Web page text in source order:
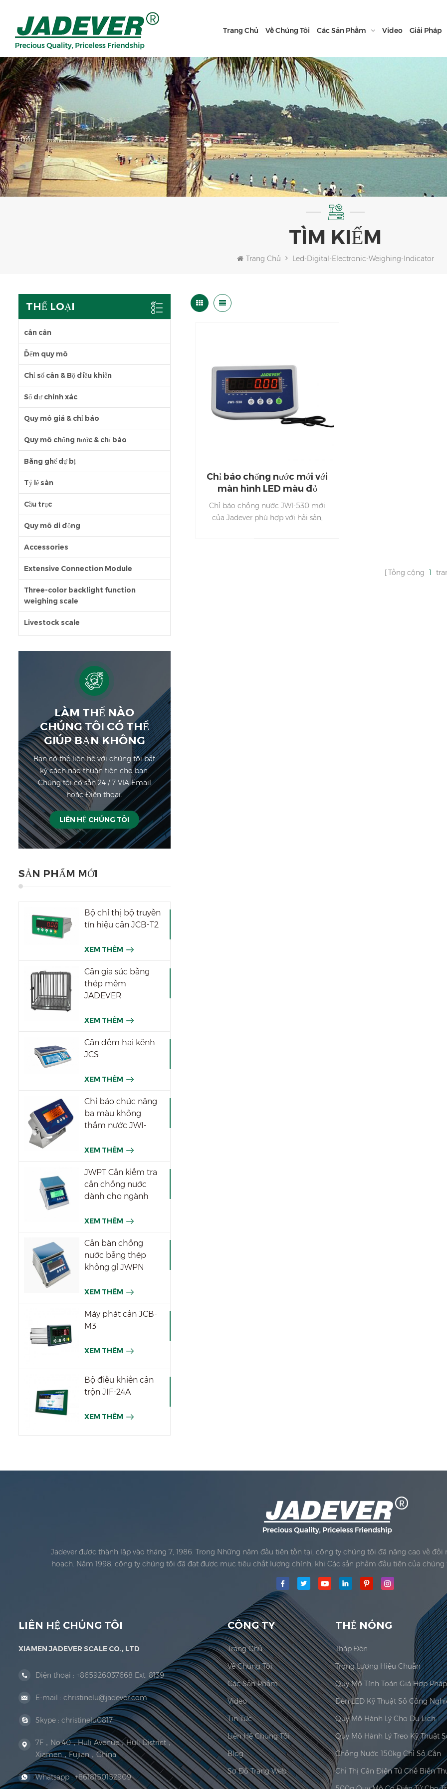
Trang Chủ Về Chúng Tôi Các Sản Phẩm Video Giải Pháp
TÌM KIẾM
Trang Chủ Led-Digital-Electronic-Weighing-Indicator
THỂ LOẠI
cân cân
Đếm quy mô
Chỉ số cân & Bộ điều khiển
Số dư chính xác
Quy mô giá & chỉ báo
Quy mô chống nước & chỉ báo
Băng ghế dự bị
Tỷ lệ sàn
Cầu trục
Quy mô di động
Accessories
Extensive Connection Module
Three-color backlight function
weighing scale
Livestock scale
LÀM THẾ NÀO
CHÚNG TÔI CÓ THỂ
GIÚP BẠN KHÔNG
Bạn có thể liên hệ với chúng tôi bất
kỳ cách nào thuận tiện cho bạn.
Chúng tôi có sẵn 24 / 7 VIA Email
hoặc Điện thoại.
LIÊN HỆ CHÚNG TÔI
SẢN PHẨM MỚI
Bộ chỉ thị bộ truyền
tín hiệu cân JCB-T2
XEM THÊM
Cân gia súc bằng
thép mềm
JADEVER
XEM THÊM
Cân đếm hai kênh
JCS
XEM THÊM
Chỉ báo chức năng
ba màu không
thấm nước JWI-
XEM THÊM
JWPT Cân kiểm tra
cân chống nước
dành cho ngành
XEM THÊM
Cân bàn chống
nước bằng thép
không gỉ JWPN
XEM THÊM
Máy phát cân JCB-
M3
XEM THÊM
Bộ điều khiển cân
trộn JIF-24A
XEM THÊM
Chỉ báo chống nước mới với
màn hình LED màu đỏ
Chỉ báo chống nước JWI-530 mới
của Jadever phù hợp với hải sản,
Tổng cộng 1
Jadever được thành lập vào tháng 7, 1986. Trong Những năm đầu tiên tồn tại, công ty chúng tôi đã nâng cao về
hoạch. Năm 1998, công ty chúng tôi đã đạt được mục tiêu chất lượng chính, khi Các sản phẩm đầu tiên của
pháp lý Đoạn văn. Năm 1999, Hạ Môn Jadever Quy mô Công ty TNHHđã được thành lập; Khu vực sản xuất
Jadever Có được ISO 9001:...
LIÊN HỆ CHÚNG TÔI
XIAMEN JADEVER SCALE CO., LTD
Điện thoại : +865926037668 Ext. 8139
E-mail : christinelu@jadever.com
Skype : christinelu0817
7F，No.40，Huli Avenue，Huli District，
Xiamen，Fujian，China
Whatsapp :+8618150152909
CÔNG TY
Trang Chủ
Về Chúng Tôi
Các Sản Phẩm
Video
Tin Tức
Liên Hệ Chúng Tôi
Blog
Sơ Đồ Trang Web
THẺ NÓNG
Tháp Đèn
Trọng Lượng Hiệu Chuẩn
Quy Mô Hành Lý Cho Du Lịch
Quy Mô Hành Lý Treo Kỹ Thuật
Chống Nước 150kg Chỉ Số Cân